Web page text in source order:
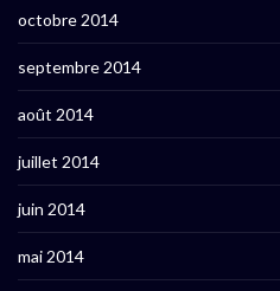
octobre 2014
septembre 2014
août 2014
juillet 2014
juin 2014
mai 2014